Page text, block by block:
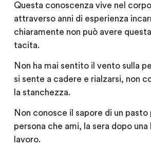
Questa conoscenza vive nel
attraverso anni di esperienza
chiaramente non può avere
tacita.
Non ha mai sentito il vento sulla
si sente a cadere e rialzarsi, non
la stanchezza.
Non conosce il sapore di un
persona che ami, la sera dopo una
lavoro.